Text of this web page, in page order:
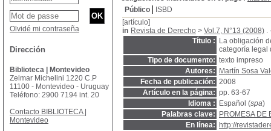
Público
ISBD
[artículo]
in Revista de Derecho > Vol.7, N°13 (2008) .
Título :
La obligación
categoría legal
Tipo de documento: texto impreso
Autores:
Martín Sosa
Fecha de publicación: 2008
Artículo en la página: pp. 63-67
Idioma :
Español (spa)
Palabras clave:
PROMESA DE
En línea:
http://
Olvidé mi contraseña
Dirección
Biblioteca | Montevideo
Zelmar Michelini 1220 C.P
11100 - Montevideo - Uruguay
Teléfono: 2900 7194 int. 20
Contacto BIBLIOTECA |
Montevideo